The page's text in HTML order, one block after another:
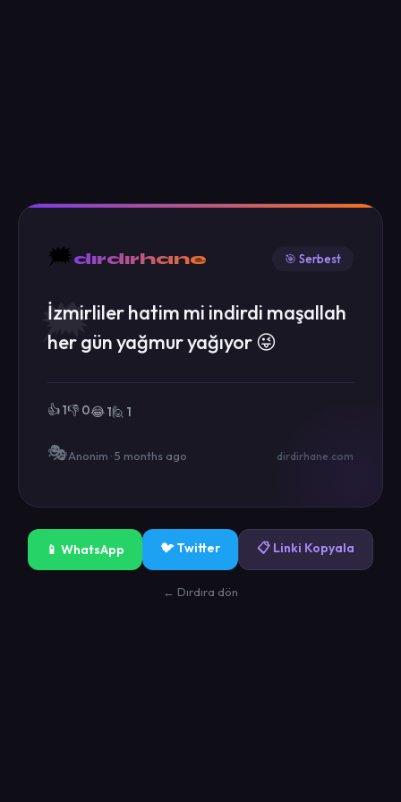
🗯️dırdırhane 🎯 Serbest
İzmirliler hatim mi indirdi maşallah
her gün yağmur yağıyor 😜
👍 1👎 0😂 1🙋 1
🎭Anonim · 5 months ago dirdirhane.com
📱 WhatsApp 🐦 Twitter 📋 Linki Kopyala
← Dırdıra dön